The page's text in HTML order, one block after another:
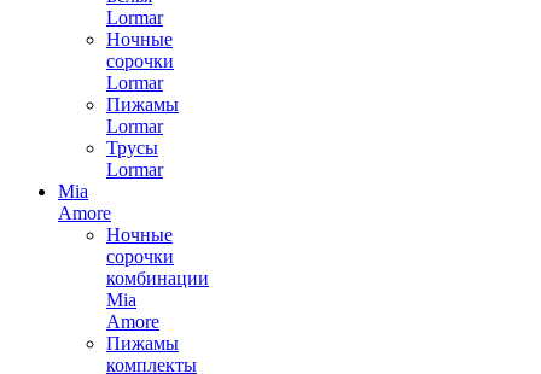
Lormar
Ночные
сорочки
Lormar
Пижамы
Lormar
Трусы
Lormar
Mia
Amore
Ночные
сорочки
комбинации
Mia
Amore
Пижамы
комплекты